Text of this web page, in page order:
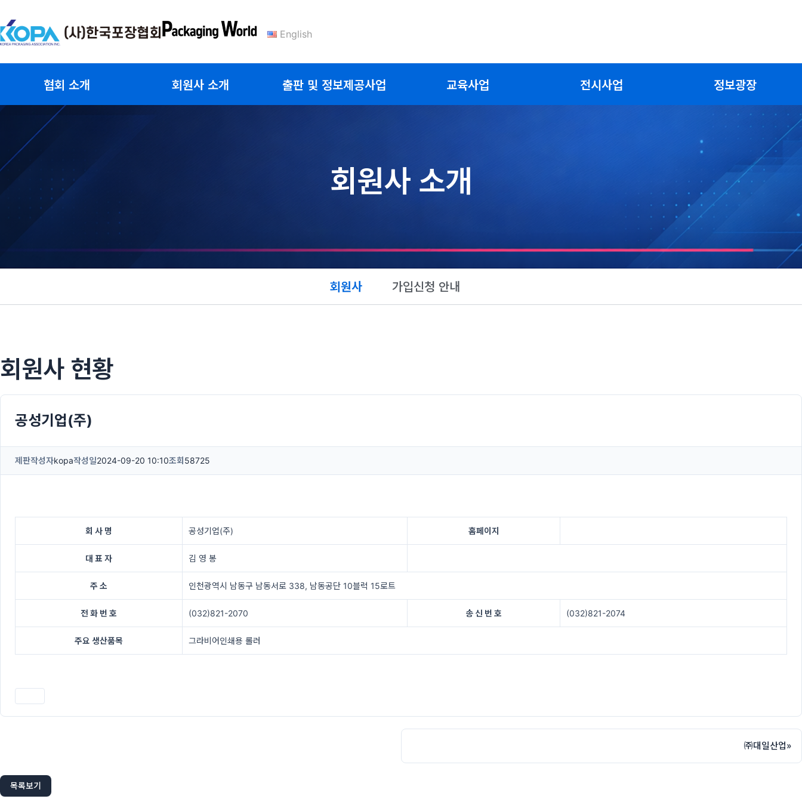
텐
츠
English
협회 소개 회원사 소개 출판 및 정보제공사업 교육사업 전시사업 정보광장
회원사 소개
회원사 가입신청 안내
회원사 현황
공성기업(주)
제판작성자kopa작성일2024-09-20 10:10조회 58725
회 사 명 공성기업(주) 홈페이지
대 표 자 김 영 봉
주 소 인천광역시 남동구 남동서로 338, 남동공단 10블럭 15로트
전 화 번 호 (032)821-2070 송 신 번 호 (032)821-2074
주요 생산품목 그라비어인쇄용 롤러
㈜대일산업»
목록보기